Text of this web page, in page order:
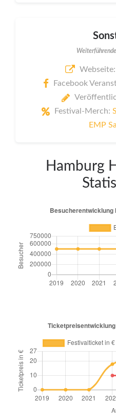
Webseite:
Facebook
Festival-Merch:
EMP
Hamburg